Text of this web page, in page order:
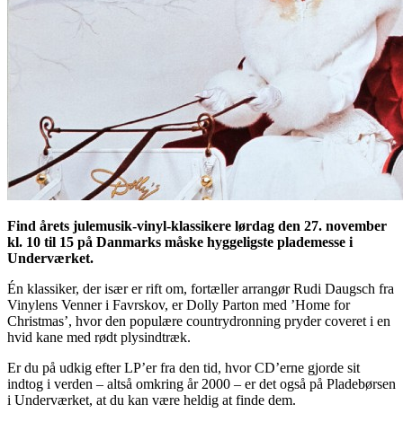
Find årets julemusik-vinyl-klassikere lørdag den 27. november
kl. 10 til 15 på Danmarks måske hyggeligste plademesse i
Underværket.
Én klassiker, der især er rift om, fortæller arrangør Rudi Daugsch fra
Vinylens Venner i Favrskov, er Dolly Parton med ’Home for
Christmas’, hvor den populære countrydronning pryder coveret i en
hvid kane med rødt plysindtræk.
Er du på udkig efter LP’er fra den tid, hvor CD’erne gjorde sit
indtog i verden – altså omkring år 2000 – er det også på Pladebørsen
i Underværket, at du kan være heldig at finde dem.